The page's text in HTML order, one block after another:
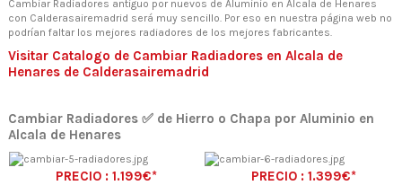
Cambiar Radiadores antiguo por nuevos de Aluminio en Alcala de Henares
con Calderasairemadrid será muy sencillo. Por eso en nuestra página web no
podrían faltar los mejores radiadores de los mejores fabricantes.
Visitar Catalogo de Cambiar Radiadores en Alcala de
Henares de Calderasairemadrid
Cambiar Radiadores ✅ de Hierro o Chapa por Aluminio en
Alcala de Henares
PRECIO : 1.199€* PRECIO : 1.399€*